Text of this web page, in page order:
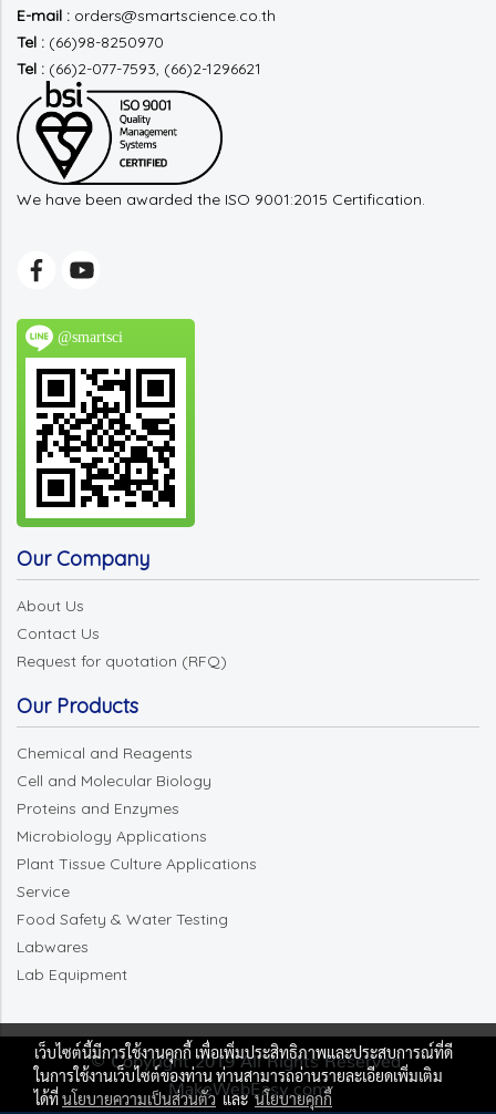
E-mail : orders@smartscience.co.th
Tel : (66)98-8250970
Tel : (66)2-077-7593, (66)2-1296621
We have been awarded the ISO 9001:2015 Certification.
@smartsci
Our Company
About Us
Contact Us
Request for quotation (RFQ)
Our Products
Chemical and Reagents
Cell and Molecular Biology
Proteins and Enzymes
Microbiology Applications
Plant Tissue Culture Applications
Service
Food Safety & Water Testing
Labwares
Lab Equipment
© Copyright 2019 All Rights Reserved.
MakeWebEasy.com
เว็บไซต์นี้มีการใช้งานคุกกี้ เพื่อเพิ่มประสิทธิภาพและประสบการณ์ที่ดี
ในการใช้งานเว็บไซต์ของท่าน ท่านสามารถอ่านรายละเอียดเพิ่มเติม
ได้ที่นโยบายความเป็นส่วนตัวและนโยบายคุกกี้